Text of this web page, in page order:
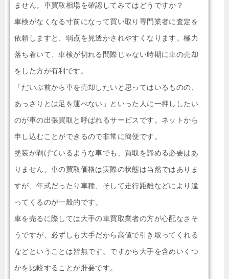
ません。車買取相場を確認してみてはどうですか？
車検がなくなる寸前になって買い取り専門業者に査定を
依頼しますと、弱点を見透かされやすくなります。極力
落ち着いて、車検が切れる間際じゃない時期に車の売却
をした方が有利です。
「だいぶ前から車を売却したいと思ってはいるものの、
あっさりとは足を運べない」といった人に一押ししたい
のが車の出張買取と呼ばれるサービスです。ネットから
申し込むことができるので非常に簡便です。
塗装が剥げているような車でも、買取を諦める必要はあ
りません。車の買取価格は実際の状態は当然ではありま
すが、年式だったり車種、そして走行距離などにより違
ってくるのが一般的です。
車を売るに際しては大手の車買取業者の方が心配なさそ
うですが、必ずしも大手だから高値で引き取ってくれる
などということは皆無です。ですから大手を含めいくつ
かを比較することが肝要です。